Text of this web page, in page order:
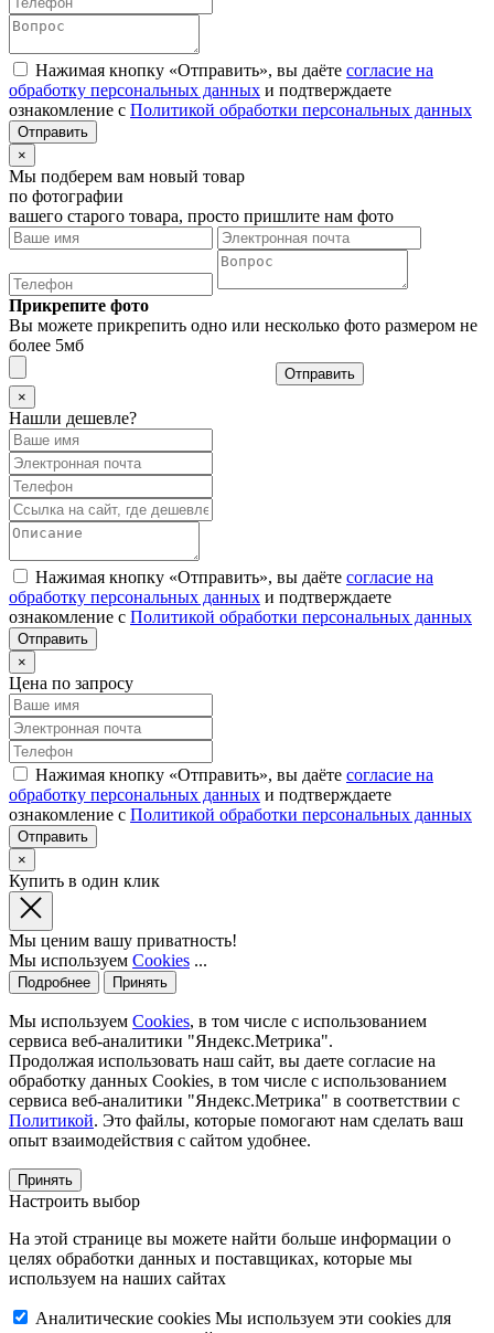
Нажимая кнопку «Отправить», вы даёте согласие на
обработку персональных данных и подтверждаете
ознакомление с Политикой обработки персональных данных
×
Мы подберем вам новый товар
по фотографии
вашего старого товара, просто пришлите нам фото
Прикрепите фото
Вы можете прикрепить одно или несколько фото размером не
более 5мб
Отправить
×
Нашли дешевле?
Нажимая кнопку «Отправить», вы даёте согласие на
обработку персональных данных и подтверждаете
ознакомление с Политикой обработки персональных данных
×
Цена по запросу
Нажимая кнопку «Отправить», вы даёте согласие на
обработку персональных данных и подтверждаете
ознакомление с Политикой обработки персональных данных
×
Купить в один клик
Мы ценим вашу приватность!
Мы используем Cookies ...
Подробнее Принять
Мы используем Cookies, в том числе с использованием
сервиса веб-аналитики "Яндекс.Метрика".
Продолжая использовать наш сайт, вы даете согласие на
обработку данных Cookies, в том числе с использованием
сервиса веб-аналитики "Яндекс.Метрика" в соответствии с
Политикой. Это файлы, которые помогают нам сделать ваш
опыт взаимодействия с сайтом удобнее.
Принять
Настроить выбор
На этой странице вы можете найти больше информации о
целях обработки данных и поставщиках, которые мы
используем на наших сайтах
Аналитические cookies Мы используем эти cookies для